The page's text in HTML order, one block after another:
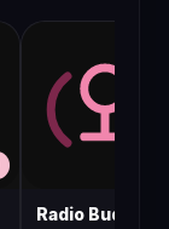
Radio Budva